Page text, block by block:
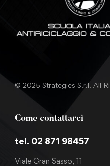
© 2025 Strategies S.r.l. All
Come contattarci
tel. 02 871 98457
Viale Gran Sasso, 11